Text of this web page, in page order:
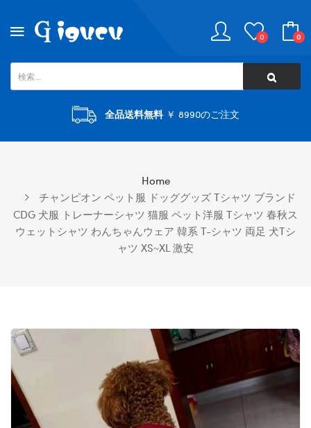
0 0
全品送料無料￥ 8990のご注文
Home
チャンピオン ペット服 ドッググッズ Tシャツ ブランド
CDG 犬服 トレーナーシャツ 猫服 ペット洋服 Tシャツ 春秋ス
ウェットシャツ わんちゃんウェア 韓系 T-シャツ 両足 犬tシ
ャツ XS~XL 激安